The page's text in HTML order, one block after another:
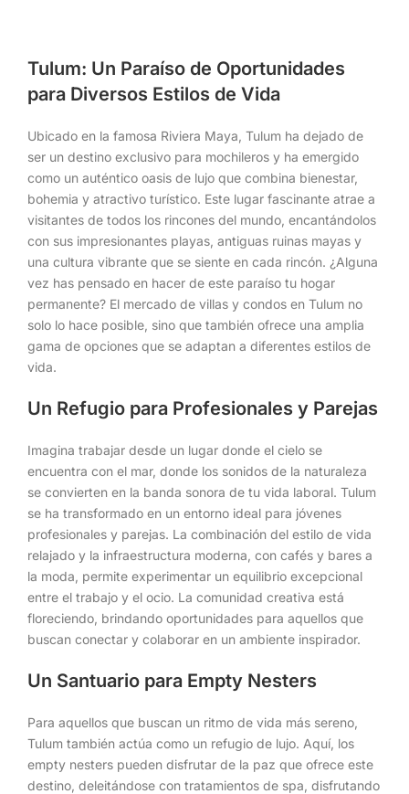
Tulum: Un Paraíso de Oportunidades
para Diversos Estilos de Vida
Ubicado en la famosa Riviera Maya, Tulum ha dejado de
ser un destino exclusivo para mochileros y ha emergido
como un auténtico oasis de lujo que combina bienestar,
bohemia y atractivo turístico. Este lugar fascinante atrae a
visitantes de todos los rincones del mundo, encantándolos
con sus impresionantes playas, antiguas ruinas mayas y
una cultura vibrante que se siente en cada rincón. ¿Alguna
vez has pensado en hacer de este paraíso tu hogar
permanente? El mercado de villas y condos en Tulum no
solo lo hace posible, sino que también ofrece una amplia
gama de opciones que se adaptan a diferentes estilos de
vida.
Un Refugio para Profesionales y Parejas
Imagina trabajar desde un lugar donde el cielo se
encuentra con el mar, donde los sonidos de la naturaleza
se convierten en la banda sonora de tu vida laboral. Tulum
se ha transformado en un entorno ideal para jóvenes
profesionales y parejas. La combinación del estilo de vida
relajado y la infraestructura moderna, con cafés y bares a
la moda, permite experimentar un equilibrio excepcional
entre el trabajo y el ocio. La comunidad creativa está
floreciendo, brindando oportunidades para aquellos que
buscan conectar y colaborar en un ambiente inspirador.
Un Santuario para Empty Nesters
Para aquellos que buscan un ritmo de vida más sereno,
Tulum también actúa como un refugio de lujo. Aquí, los
empty nesters pueden disfrutar de la paz que ofrece este
destino, deleitándose con tratamientos de spa, disfrutando